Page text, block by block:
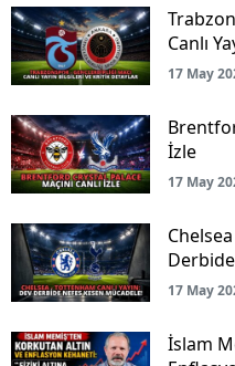
Canlı
17 May
İzle
17 May
17 May
İslam